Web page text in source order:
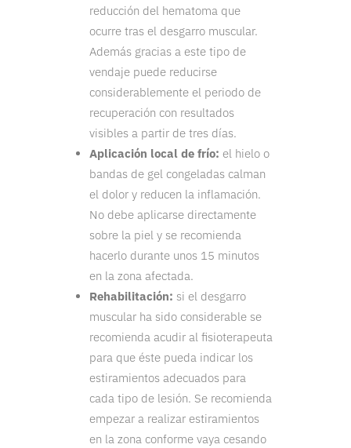
reducción del hematoma que
ocurre tras el desgarro muscular.
Además gracias a este tipo de
vendaje puede reducirse
considerablemente el periodo de
recuperación con resultados
visibles a partir de tres días.
Aplicación local de frío: el hielo o
bandas de gel congeladas calman
el dolor y reducen la inflamación.
No debe aplicarse directamente
sobre la piel y se recomienda
hacerlo durante unos 15 minutos
en la zona afectada.
Rehabilitación: si el desgarro
muscular ha sido considerable se
recomienda acudir al fisioterapeuta
para que éste pueda indicar los
estiramientos adecuados para
cada tipo de lesión. Se recomienda
empezar a realizar estiramientos
en la zona conforme vaya cesando